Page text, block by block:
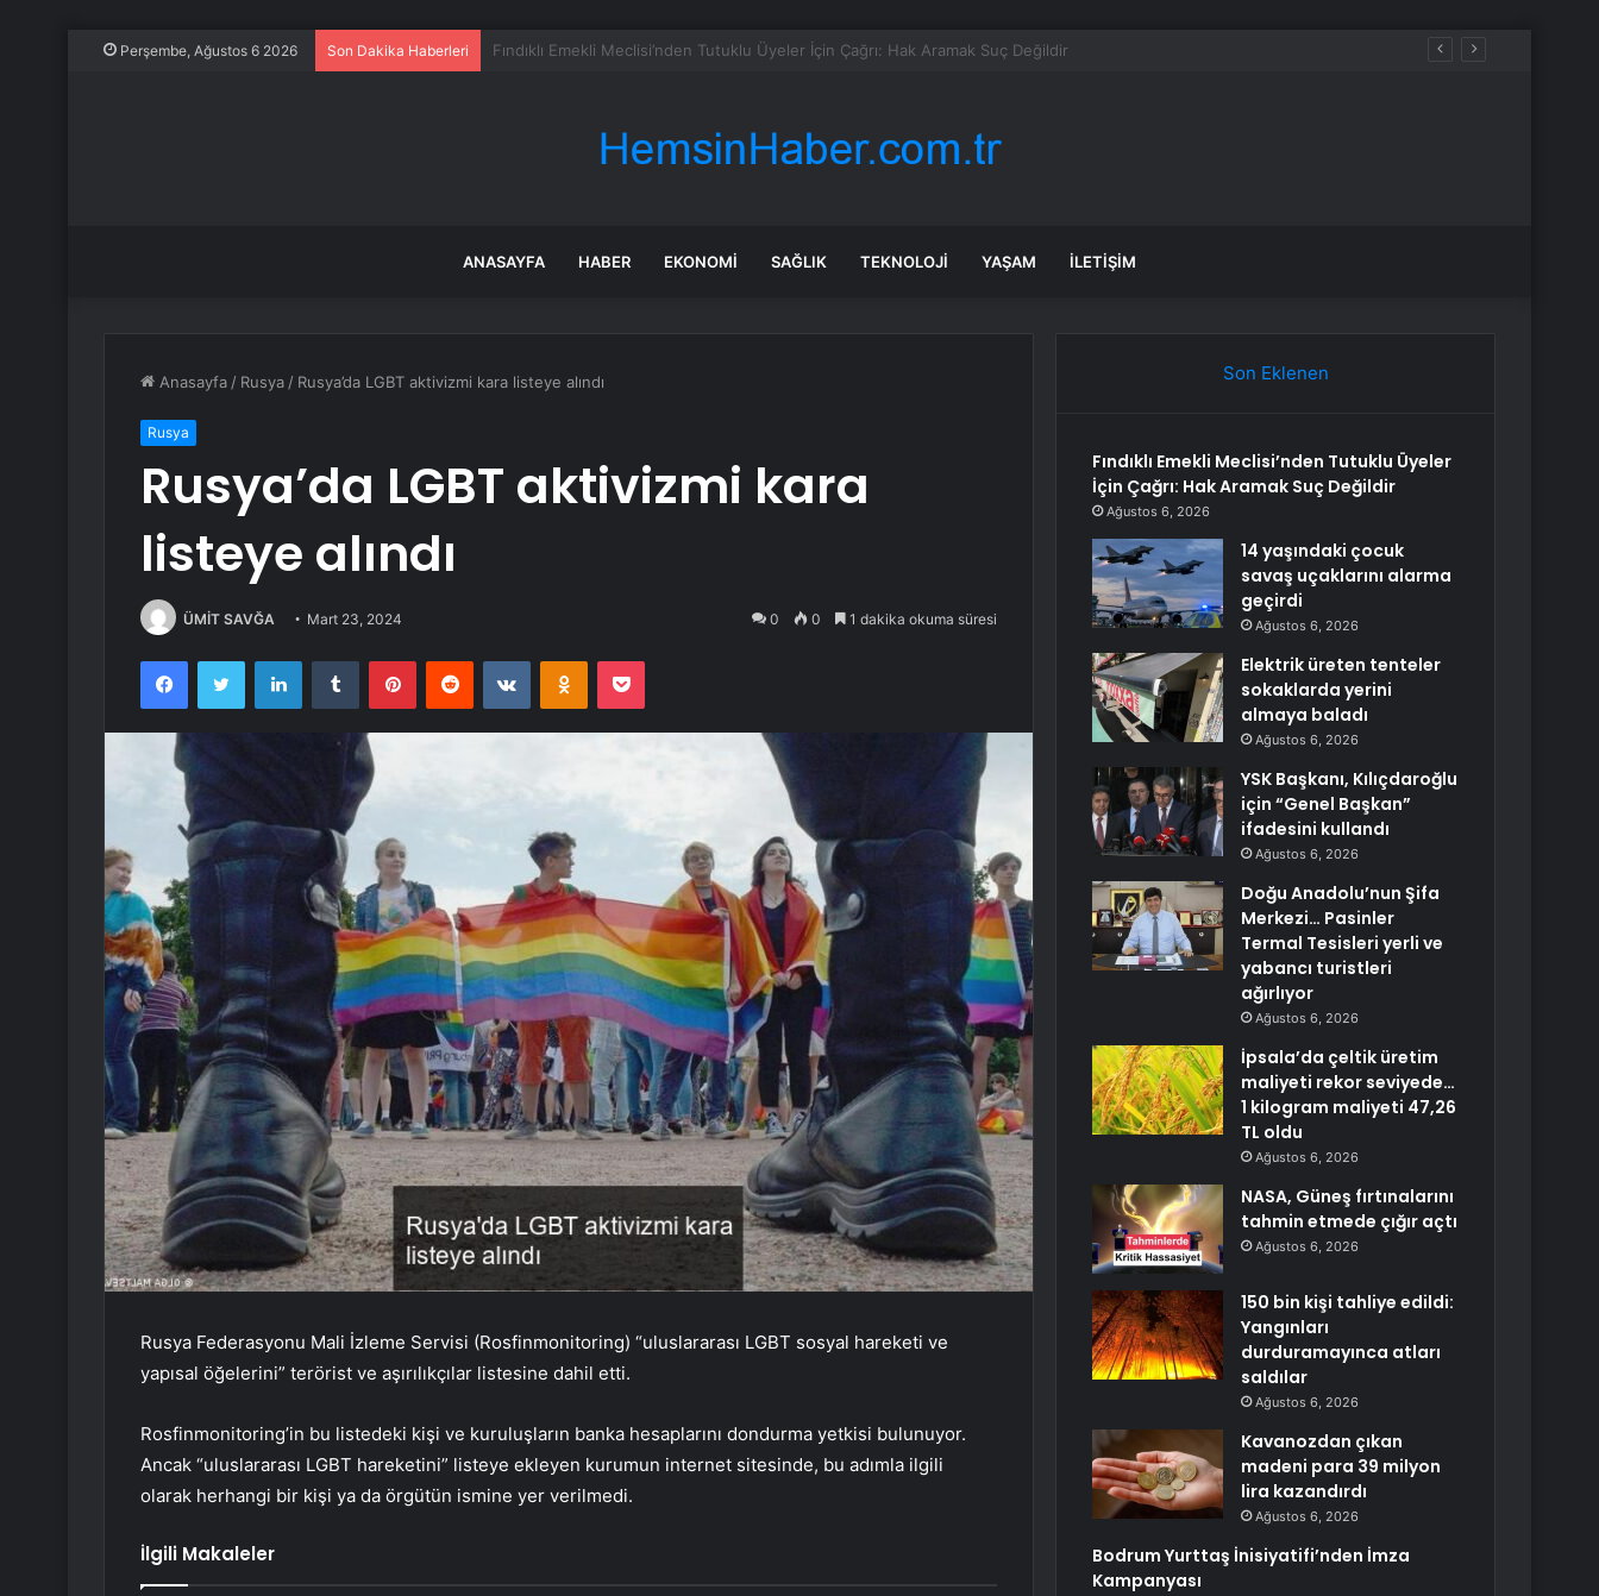
Perşembe, Ağustos 6 2026 Son Dakika Haberleri 14 yaşındaki çocuk savaş uçaklarını alarma geçirdi
ANASAYFA HABER EKONOMI SAĞLIK TEKNOLOJI YAŞAM İLETIŞIM
Anasayfa / Rusya / Rusya’da LGBT aktivizmi kara listeye alındı
Rusya
Rusya’da LGBT aktivizmi kara
listeye alındı
ÜMİT SAVĞA Mart 23, 2024 0 0 1 dakika okuma süresi
FacebookTwitter LinkedInTumblr PinterestReddit VKontakteOdnoklassniki
Pocket
Rusya Federasyonu Mali İzleme Servisi (Rosfinmonitoring) “uluslararası LGBT sosyal hareketi ve
yapısal öğelerini” terörist ve aşırılıkçılar listesine dahil etti.
Rosfinmonitoring’in bu listedeki kişi ve kuruluşların banka hesaplarını dondurma yetkisi bulunuyor.
Ancak “uluslararası LGBT hareketini” listeye ekleyen kurumun internet sitesinde, bu adımla ilgili
olarak herhangi bir kişi ya da örgütün ismine yer verilmedi.
İlgili Makaleler
Son Eklenen
Fındıklı Emekli Meclisi’nden Tutuklu Üyeler
İçin Çağrı: Hak Aramak Suç Değildir
Ağustos 6, 2026
14 yaşındaki çocuk
savaş uçaklarını alarma
geçirdi
Ağustos 6, 2026
Elektrik üreten tenteler
sokaklarda yerini
almaya baladı
Ağustos 6, 2026
YSK Başkanı, Kılıçdaroğlu
için “Genel Başkan”
ifadesini kullandı
Ağustos 6, 2026
Doğu Anadolu’nun Şifa
Merkezi… Pasinler
Termal Tesisleri yerli ve
yabancı turistleri
ağırlıyor
Ağustos 6, 2026
İpsala’da çeltik üretim
maliyeti rekor seviyede…
1 kilogram maliyeti 47,26
TL oldu
Ağustos 6, 2026
NASA, Güneş fırtınalarını
tahmin etmede çığır açtı
Ağustos 6, 2026
150 bin kişi tahliye edildi:
Yangınları
durduramayınca atları
saldılar
Ağustos 6, 2026
Kavanozdan çıkan
madeni para 39 milyon
lira kazandırdı
Ağustos 6, 2026
Bodrum Yurttaş İnisiyatifi’nden İmza
Kampanyası